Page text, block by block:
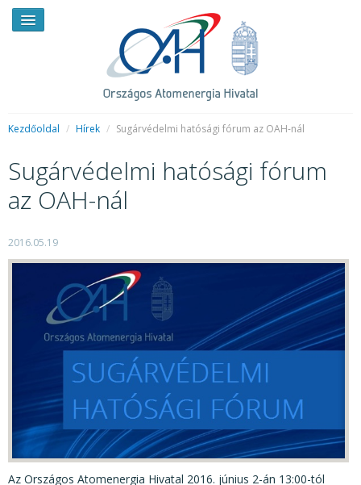
HÍREK
RENDKÍVÜLI HÍREK
HIRDETMÉNYEK
BEMUTATKOZÁS
FELADATOK
KÖZÉRDEKŰ ADATOK
JOGI SZABÁLYOZÁS, ÚTMUTATÓK
KIADVÁNYOK, JELENTÉSEK
NYOMTATVÁNYOK, SZOFTVEREK
Kezdőoldal / Hírek / Sugárvédelmi hatósági fórum az OAH-nál
Sugárvédelmi hatósági fórum
az OAH-nál
2016.05.19
Az Országos Atomenergia Hivatal 2016. június 2-án 13:00-tól